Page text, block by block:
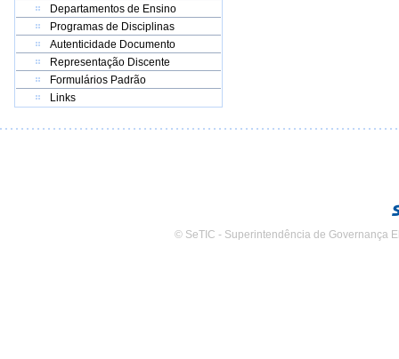
Departamentos de Ensino
Programas de Disciplinas
Autenticidade Documento
Representação Discente
Formulários Padrão
Links
© SeTIC - Superintendência de Governança